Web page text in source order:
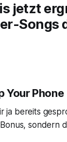
jetzt
Songs
Your Phone
ja bereits
sondern